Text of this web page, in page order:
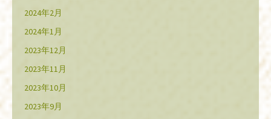
2024年2月
2024年1月
2023年12月
2023年11月
2023年10月
2023年9月